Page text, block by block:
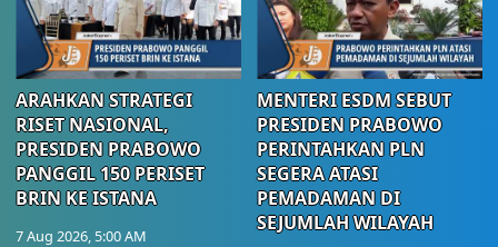
ARAHKAN STRATEGI
RISET NASIONAL,
PRESIDEN PRABOWO
PANGGIL 150 PERISET
BRIN KE ISTANA
7 Aug 2026, 5:00 AM
MENTERI ESDM SEBUT
PRESIDEN PRABOWO
PERINTAHKAN PLN
SEGERA ATASI
PEMADAMAN DI
SEJUMLAH WILAYAH